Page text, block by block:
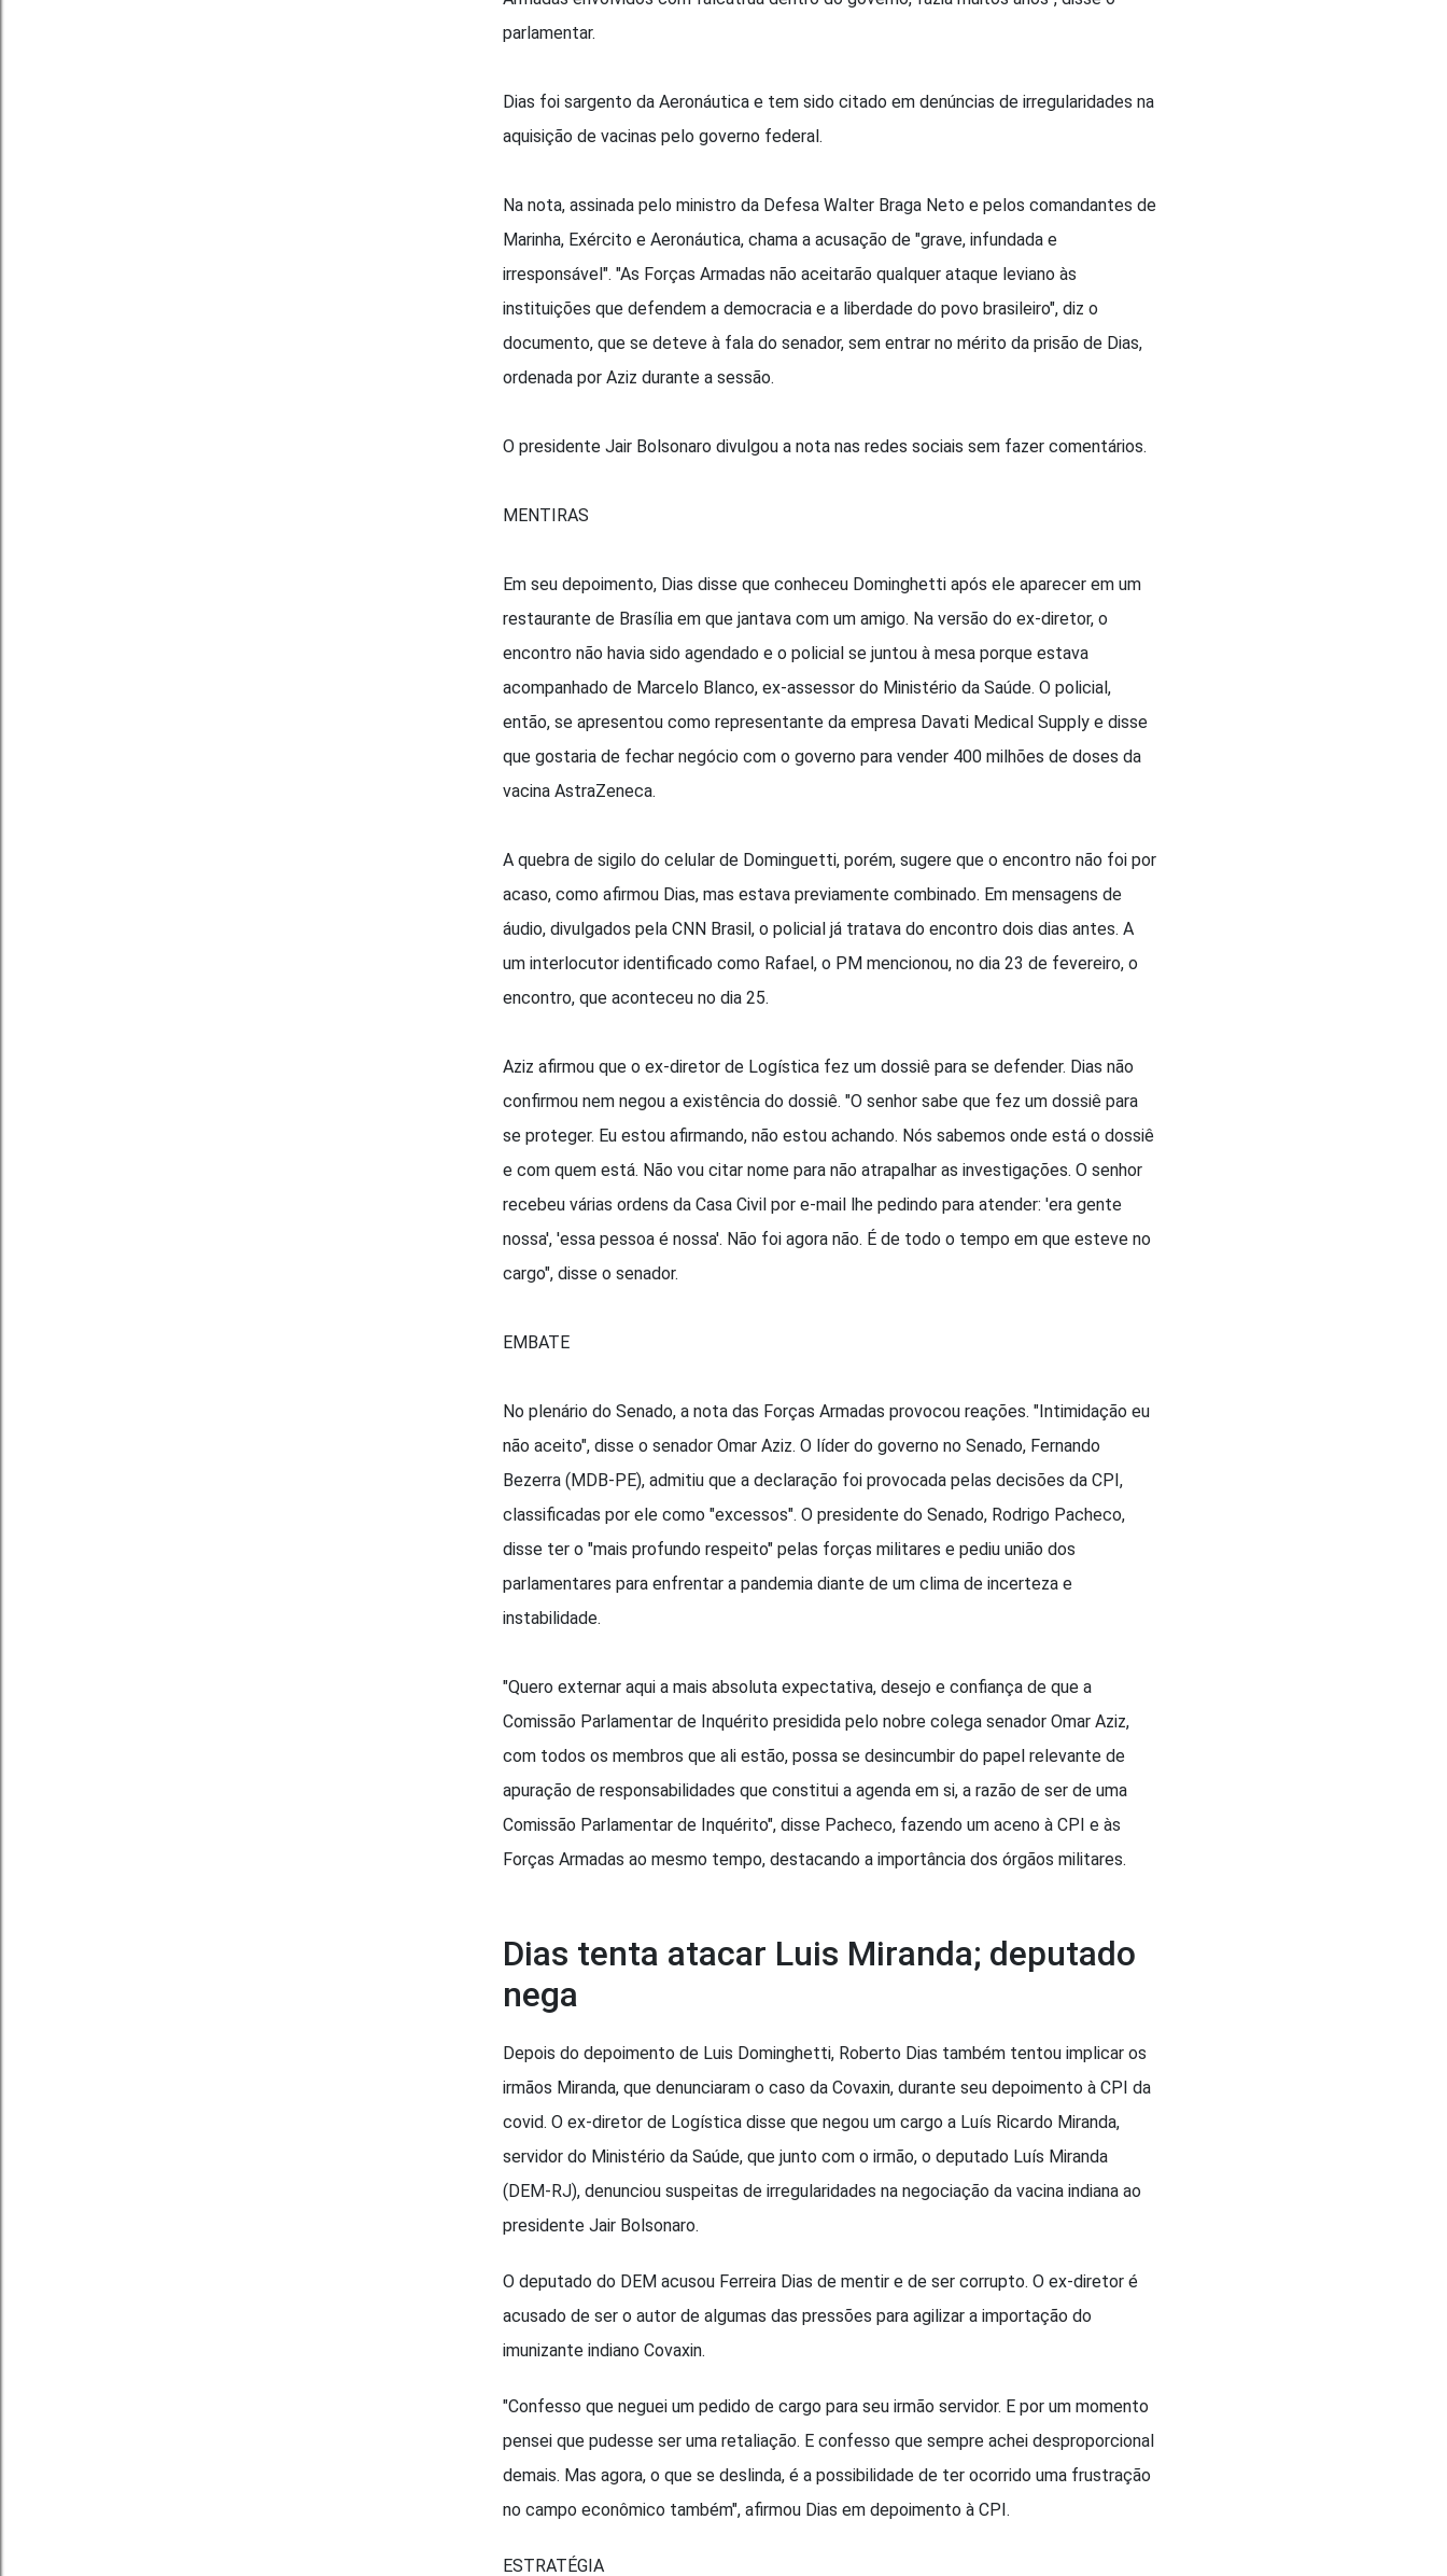
parlamentar.
Dias foi sargento da Aeronáutica e tem sido citado em denúncias de irregularidades na
aquisição de vacinas pelo governo federal.
Na nota, assinada pelo ministro da Defesa Walter Braga Neto e pelos comandantes de
Marinha, Exército e Aeronáutica, chama a acusação de "grave, infundada e
irresponsável". "As Forças Armadas não aceitarão qualquer ataque leviano às
instituições que defendem a democracia e a liberdade do povo brasileiro", diz o
documento, que se deteve à fala do senador, sem entrar no mérito da prisão de Dias,
ordenada por Aziz durante a sessão.
O presidente Jair Bolsonaro divulgou a nota nas redes sociais sem fazer comentários.
MENTIRAS
Em seu depoimento, Dias disse que conheceu Dominghetti após ele aparecer em um
restaurante de Brasília em que jantava com um amigo. Na versão do ex-diretor, o
encontro não havia sido agendado e o policial se juntou à mesa porque estava
acompanhado de Marcelo Blanco, ex-assessor do Ministério da Saúde. O policial,
então, se apresentou como representante da empresa Davati Medical Supply e disse
que gostaria de fechar negócio com o governo para vender 400 milhões de doses da
vacina AstraZeneca.
A quebra de sigilo do celular de Dominguetti, porém, sugere que o encontro não foi por
acaso, como afirmou Dias, mas estava previamente combinado. Em mensagens de
áudio, divulgados pela CNN Brasil, o policial já tratava do encontro dois dias antes. A
um interlocutor identificado como Rafael, o PM mencionou, no dia 23 de fevereiro, o
encontro, que aconteceu no dia 25.
Aziz afirmou que o ex-diretor de Logística fez um dossiê para se defender. Dias não
confirmou nem negou a existência do dossiê. "O senhor sabe que fez um dossiê para
se proteger. Eu estou afirmando, não estou achando. Nós sabemos onde está o dossiê
e com quem está. Não vou citar nome para não atrapalhar as investigações. O senhor
recebeu várias ordens da Casa Civil por e-mail lhe pedindo para atender: 'era gente
nossa', 'essa pessoa é nossa'. Não foi agora não. É de todo o tempo em que esteve no
cargo", disse o senador.
EMBATE
No plenário do Senado, a nota das Forças Armadas provocou reações. "Intimidação eu
não aceito", disse o senador Omar Aziz. O líder do governo no Senado, Fernando
Bezerra (MDB-PE), admitiu que a declaração foi provocada pelas decisões da CPI,
classificadas por ele como "excessos". O presidente do Senado, Rodrigo Pacheco,
disse ter o "mais profundo respeito" pelas forças militares e pediu união dos
parlamentares para enfrentar a pandemia diante de um clima de incerteza e
instabilidade.
"Quero externar aqui a mais absoluta expectativa, desejo e confiança de que a
Comissão Parlamentar de Inquérito presidida pelo nobre colega senador Omar Aziz,
com todos os membros que ali estão, possa se desincumbir do papel relevante de
apuração de responsabilidades que constitui a agenda em si, a razão de ser de uma
Comissão Parlamentar de Inquérito", disse Pacheco, fazendo um aceno à CPI e às
Forças Armadas ao mesmo tempo, destacando a importância dos órgãos militares.
Dias tenta atacar Luis Miranda; deputado
nega
Depois do depoimento de Luis Dominghetti, Roberto Dias também tentou implicar os
irmãos Miranda, que denunciaram o caso da Covaxin, durante seu depoimento à CPI da
covid. O ex-diretor de Logística disse que negou um cargo a Luís Ricardo Miranda,
servidor do Ministério da Saúde, que junto com o irmão, o deputado Luís Miranda
(DEM-RJ), denunciou suspeitas de irregularidades na negociação da vacina indiana ao
presidente Jair Bolsonaro.
O deputado do DEM acusou Ferreira Dias de mentir e de ser corrupto. O ex-diretor é
acusado de ser o autor de algumas das pressões para agilizar a importação do
imunizante indiano Covaxin.
"Confesso que neguei um pedido de cargo para seu irmão servidor. E por um momento
pensei que pudesse ser uma retaliação. E confesso que sempre achei desproporcional
demais. Mas agora, o que se deslinda, é a possibilidade de ter ocorrido uma frustração
no campo econômico também", afirmou Dias em depoimento à CPI.
ESTRATÉGIA